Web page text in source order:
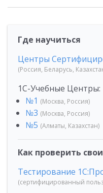
Где научиться
Центры
(Россия, Беларусь,
1С-Учебные Центры:
№1 (Москва, Россия)
№3 (Москва, Россия)
№5 (Алматы, Казахстан)
Как проверить
Тестирование
(сертифицированный